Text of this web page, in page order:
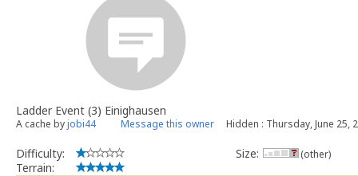
Ladder Event (3) Einighausen
A cache byjobi44 Message this owner Hidden : Thursday, June 25,
Difficulty:
Terrain:
Size: (other)